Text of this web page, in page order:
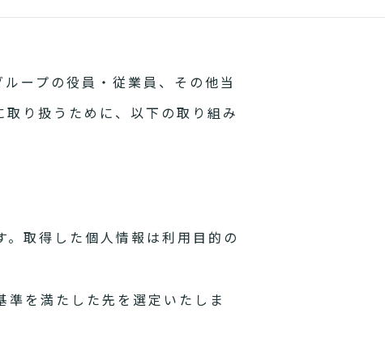
ープの役員・従業員、その他当
り扱うために、以下の取り組み
取得した個人情報は利用目的の
を満たした先を選定いたしま